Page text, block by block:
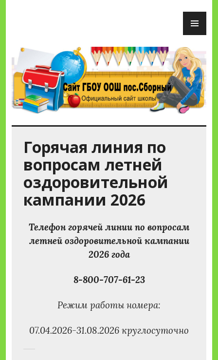
Сайт ГБОУ ООШ пос.Сборный
Горячая линия по
вопросам летней
оздоровительной
кампании 2026
Телефон горячей линии по вопросам
летней оздоровительной кампании
2026 года
8-800-707-61-23
Режим работы номера:
07.04.2026-31.08.2026 круглосуточно